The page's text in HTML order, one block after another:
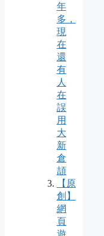
年
多，
現
在
還
有
人
在
誤
用
大
新
倉
頡
【原
創】
網
頁